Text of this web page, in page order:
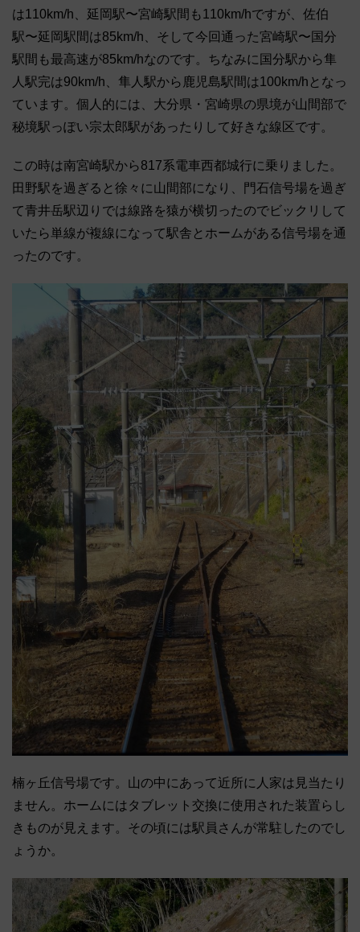
は110km/h、延岡駅〜宮崎駅間も110km/hですが、佐伯
駅〜延岡駅間は85km/h、そして今回通った宮崎駅〜国分
駅間も最高速が85km/hなのです。ちなみに国分駅から隼
人駅完は90km/h、隼人駅から鹿児島駅間は100km/hとなっ
ています。個人的には、大分県・宮崎県の県境が山間部で
秘境駅っぽい宗太郎駅があったりして好きな線区です。
この時は南宮崎駅から817系電車西都城行に乗りました。
田野駅を過ぎると徐々に山間部になり、門石信号場を過ぎ
て青井岳駅辺りでは線路を猿が横切ったのでビックリして
いたら単線が複線になって駅舎とホームがある信号場を通
ったのです。
楠ヶ丘信号場です。山の中にあって近所に人家は見当たり
ません。ホームにはタブレット交換に使用された装置らし
きものが見えます。その頃には駅員さんが常駐したのでし
ょうか。